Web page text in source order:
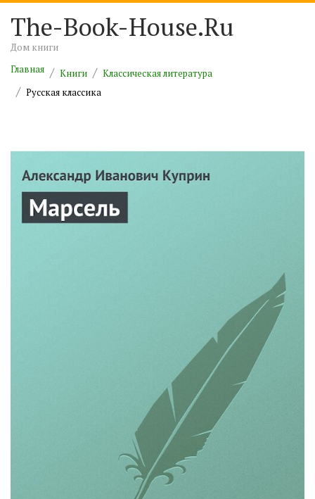
The-Book-House.Ru
Дом книги
Главная
Книги
Классическая литература
Русская классика